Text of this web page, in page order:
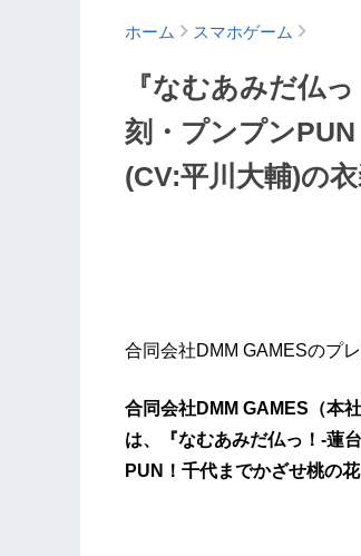
ホーム スマホゲーム
『なむあみだ仏
刻・プンプン
(CV:平川大輔)の
合同会社DMM GAMESのプ
合同会社DMM GAMES（本
は、『なむあみだ仏っ！-蓮
PUN！千代までかざせ桃の